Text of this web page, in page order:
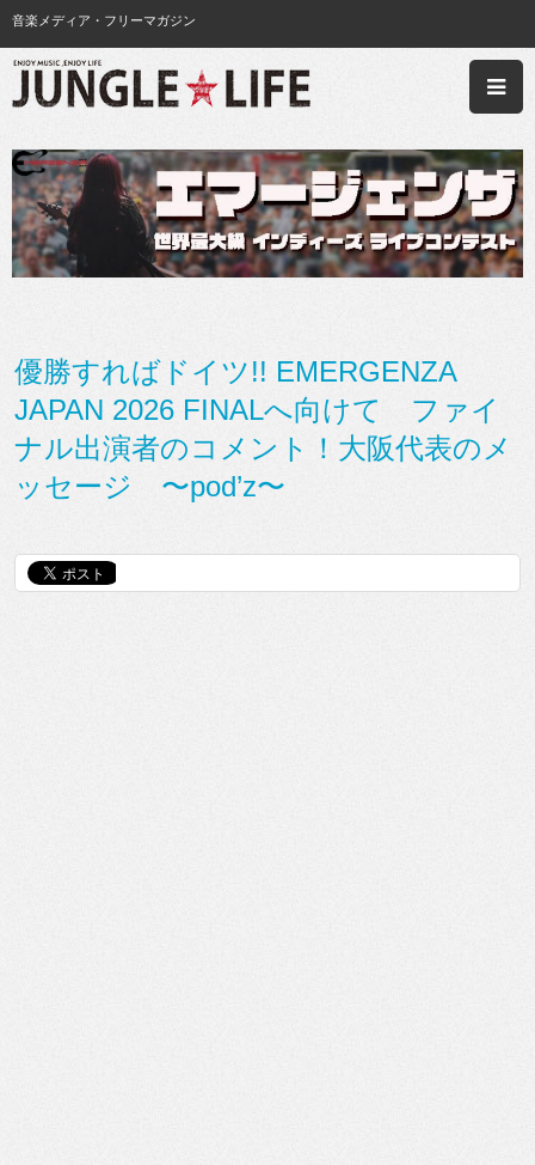
音楽メディア・フリーマガジン
優勝すればドイツ!! EMERGENZA
JAPAN 2026 FINALへ向けて ファイ
ナル出演者のコメント！大阪代表のメ
ッセージ 〜pod’z〜